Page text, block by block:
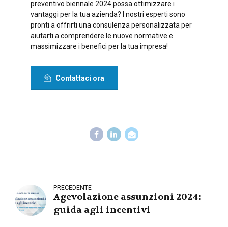
preventivo biennale 2024 possa ottimizzare i
vantaggi per la tua azienda? I nostri esperti sono
pronti a offrirti una consulenza personalizzata per
aiutarti a comprendere le nuove normative e
massimizzare i benefici per la tua impresa!
Contattaci ora
PRECEDENTE
Agevolazione assunzioni 2024:
guida agli incentivi